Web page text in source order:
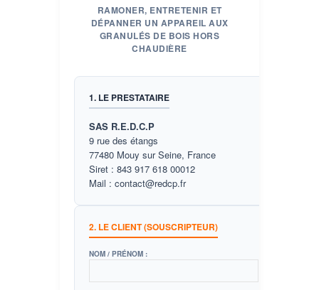
RAMONER, ENTRETENIR ET
DÉPANNER UN APPAREIL AUX
GRANULÉS DE BOIS HORS
CHAUDIÈRE
1. LE PRESTATAIRE
SAS R.E.D.C.P
9 rue des étangs
77480 Mouy sur Seine, France
Siret : 843 917 618 00012
Mail : contact@redcp.fr
2. LE CLIENT (SOUSCRIPTEUR)
NOM / PRÉNOM :